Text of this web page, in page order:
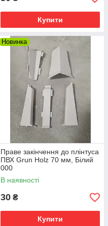
Купити
Новинка
Праве закінчення до плінтуса
ПВХ Grun Holz 70 мм, Білий
000
В наявності
30 ₴
Купити